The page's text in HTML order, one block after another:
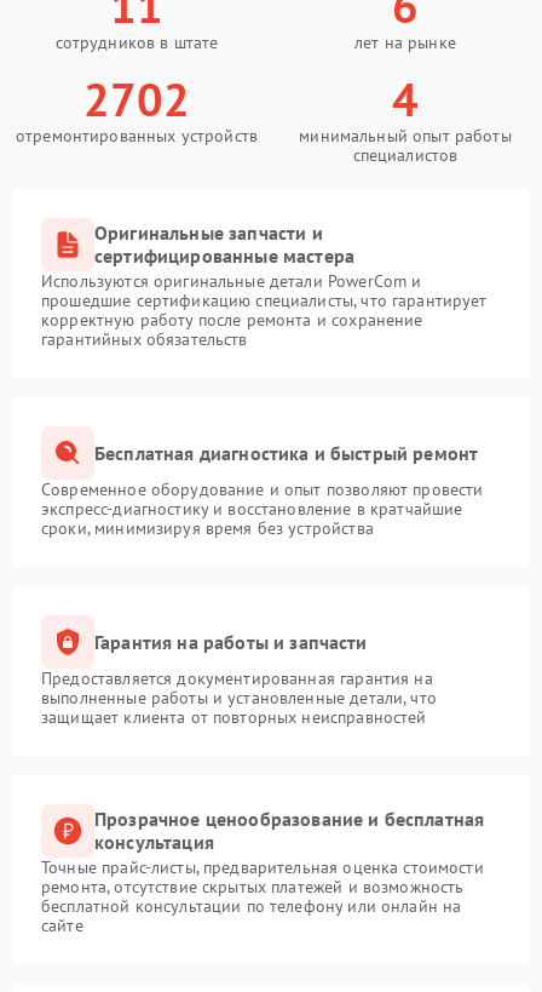
сотрудников в штате лет на рынке
2702
отремонтированных устройств
4
минимальный опыт работы
специалистов
Оригинальные запчасти и
сертифицированные мастера
Используются оригинальные детали PowerCom и
прошедшие сертификацию специалисты, что гарантирует
корректную работу после ремонта и сохранение
гарантийных обязательств
Бесплатная диагностика и быстрый ремонт
Современное оборудование и опыт позволяют провести
экспресс-диагностику и восстановление в кратчайшие
сроки, минимизируя время без устройства
Гарантия на работы и запчасти
Предоставляется документированная гарантия на
выполненные работы и установленные детали, что
защищает клиента от повторных неисправностей
Прозрачное ценообразование и бесплатная
консультация
Точные прайс-листы, предварительная оценка стоимости
ремонта, отсутствие скрытых платежей и возможность
бесплатной консультации по телефону или онлайн на
сайте